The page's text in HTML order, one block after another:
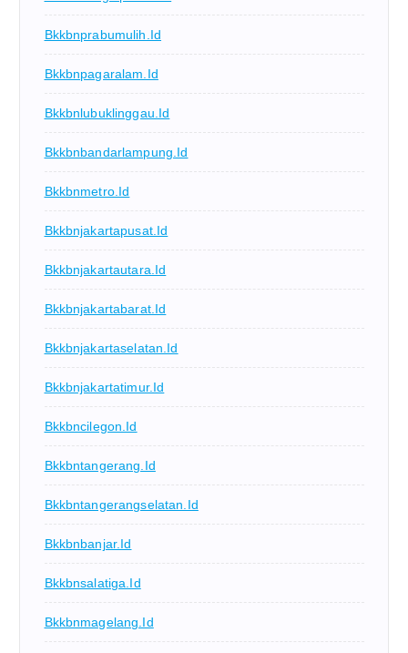
Bkkbnprabumulih.id
Bkkbnpagaralam.id
Bkkbnlubuklinggau.id
Bkkbnbandarlampung.id
Bkkbnmetro.id
Bkkbnjakartapusat.id
Bkkbnjakartautara.id
Bkkbnjakartabarat.id
Bkkbnjakartaselatan.id
Bkkbnjakartatimur.id
Bkkbncilegon.id
Bkkbntangerang.id
Bkkbntangerangselatan.id
Bkkbnbanjar.id
Bkkbnsalatiga.id
Bkkbnmagelang.id